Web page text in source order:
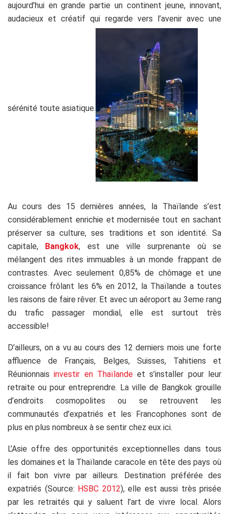
aujourd’hui en grande partie un continent jeune, innovant,
audacieux et créatif qui regarde vers l’avenir avec une
sérénité toute asiatique.
Au cours des 15 dernières années, la Thaïlande s’est
considérablement enrichie et modernisée tout en sachant
préserver sa culture, ses traditions et son identité. Sa
capitale, Bangkok, est une ville surprenante où se
mélangent des rites immuables à un monde frappant de
contrastes. Avec seulement 0,85% de chômage et une
croissance frôlant les 6% en 2012, la Thaïlande a toutes
les raisons de faire rêver. Et avec un aéroport au 3eme rang
du trafic passager mondial, elle est surtout très
accessible!
D’ailleurs, on a vu au cours des 12 derniers mois une forte
affluence de Français, Belges, Suisses, Tahitiens et
Réunionnaisinvestir en Thaïlandeet s’installer pour leur
retraite ou pour entreprendre. La ville de Bangkok grouille
d’endroits cosmopolites ou se retrouvent les
communautés d’expatriés et les Francophones sont de
plus en plus nombreux à se sentir chez eux ici.
L’Asie offre des opportunités exceptionnelles dans tous
les domaines et la Thaïlande caracole en tête des pays où
il fait bon vivre par ailleurs. Destination préférée des
expatriés (Source: HSBC 2012), elle est aussi très prisée
par les retraités qui y saluent l’art de vivre local. Alors